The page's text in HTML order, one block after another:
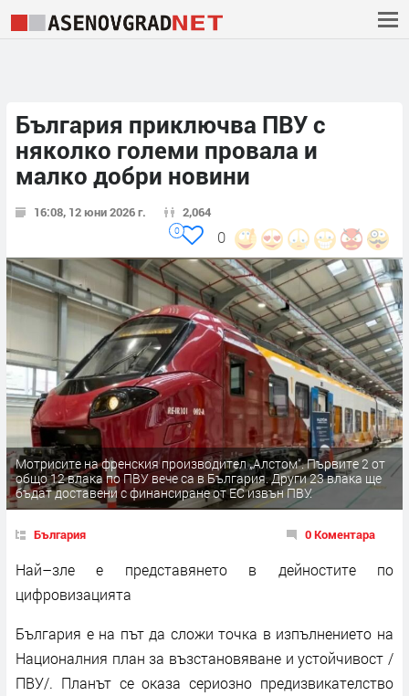
България приключва ПВУ с
няколко големи провала и
малко добри новини
16:08, 12 юни 2026 г. 2,064
0
0
Мотрисите на френския производител „Алстом“. Първите 2 от
общо 12 влака по ПВУ вече са в България. Други 23 влака ще
бъдат доставени с финансиране от ЕС извън ПВУ.
България 0 Коментара
Най–зле е представянето в дейностите по
цифровизацията
България е на път да сложи точка в изпълнението на
Националния план за възстановяване и устойчивост /
ПВУ/. Планът се оказа сериозно предизвикателство